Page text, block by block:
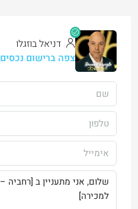
דניאל בוזגלו
צפה ברישום נכסים